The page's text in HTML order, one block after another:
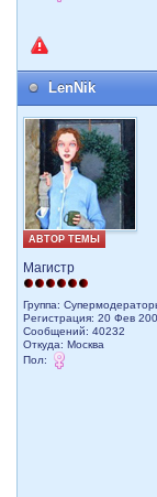
LenNik
АВТОР ТЕМЫ
Магистр
Группа:
Регистрация: 20 Фев
Сообщений: 40232
Откуда: Москва
Пол: